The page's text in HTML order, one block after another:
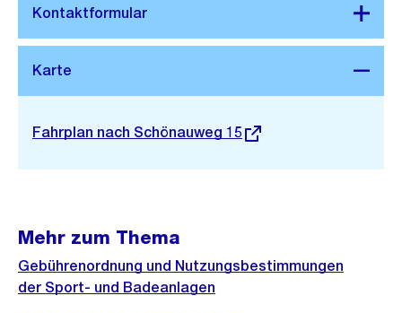
Stadtplan 3D
Externer
Fahrplan nach Schönauweg 15
Mehr zum Thema
Gebührenordnung und Nutzungsbestimmungen
der Sport- und Badeanlagen